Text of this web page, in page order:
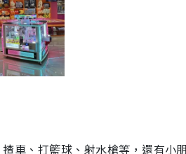
車、打籃球、射水槍等，還有小